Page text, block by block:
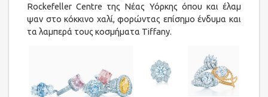
Rockefeller Centre της Νέας Υόρκης όπου και έλαμ
ψαν στο κόκκινο χαλί, φορώντας επίσημο ένδυμα και
τα λαμπερά τους κοσμήματα Tiffany.